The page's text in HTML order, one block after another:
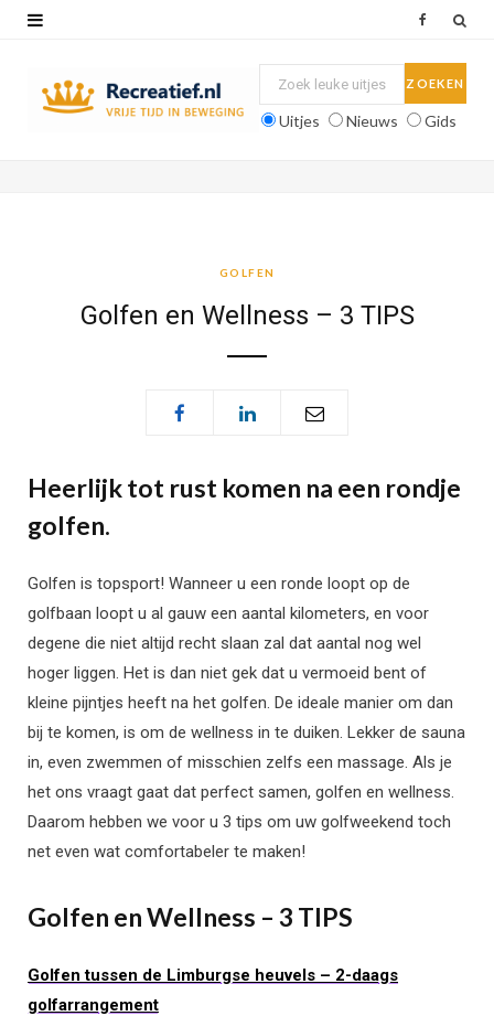
Uitjes Nieuws Gids
GOLFEN
Golfen en Wellness – 3 TIPS
Heerlijk tot rust komen na een rondje
golfen.
Golfen is topsport! Wanneer u een ronde loopt op de
golfbaan loopt u al gauw een aantal kilometers, en voor
degene die niet altijd recht slaan zal dat aantal nog wel
hoger liggen. Het is dan niet gek dat u vermoeid bent of
kleine pijntjes heeft na het golfen. De ideale manier om dan
bij te komen, is om de wellness in te duiken. Lekker de sauna
in, even zwemmen of misschien zelfs een massage. Als je
het ons vraagt gaat dat perfect samen, golfen en wellness.
Daarom hebben we voor u 3 tips om uw golfweekend toch
net even wat comfortabeler te maken!
Golfen en Wellness – 3 TIPS
Golfen tussen de Limburgse heuvels – 2-daags
golfarrangement